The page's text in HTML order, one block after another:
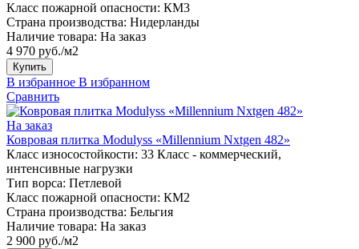
Класс пожарной опасности: КМ3
Страна производства: Нидерланды
Наличие товара: На заказ
4 970 руб./м2
Купить
В избранное В избранном
Сравнить
На заказ
Ковровая плитка Modulyss «Millennium Nxtgen 482»
Класс износостойкости: 33 Класс - коммерческий,
интенсивные нагрузки
Тип ворса: Петлевой
Класс пожарной опасности: КМ2
Страна производства: Бельгия
Наличие товара: На заказ
2 900 руб./м2